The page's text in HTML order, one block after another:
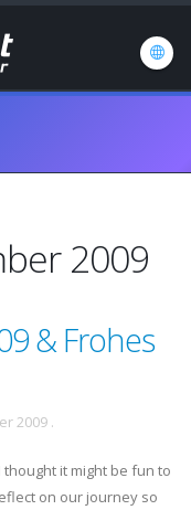
2009
& Frohes
2009 .
it might be fun to
on our journey so